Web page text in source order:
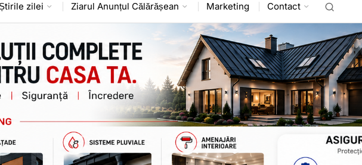
zilei Ziarul Anunțul Călărășean Marketing Contact